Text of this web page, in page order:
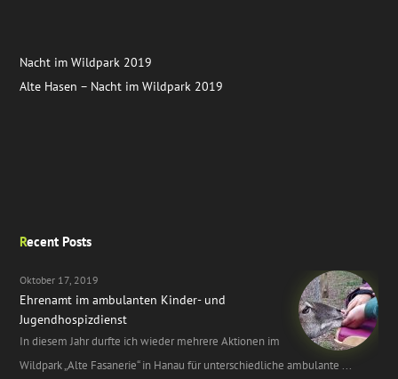
Nacht im Wildpark 2019
Alte Hasen – Nacht im Wildpark 2019
Recent Posts
Oktober 17, 2019
Ehrenamt im ambulanten Kinder- und
Jugendhospizdienst
In diesem Jahr durfte ich wieder mehrere Aktionen im
Wildpark „Alte Fasanerie“ in Hanau für unterschiedliche ambulante ...